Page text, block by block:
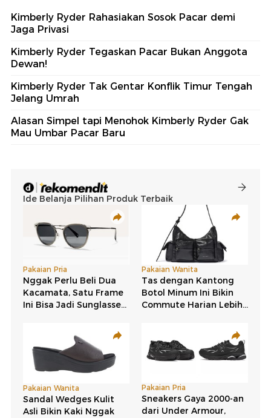
Kimberly Ryder Rahasiakan Sosok Pacar demi
Jaga Privasi
Kimberly Ryder Tegaskan Pacar Bukan Anggota
Dewan!
Kimberly Ryder Tak Gentar Konflik Timur Tengah
Jelang Umrah
Alasan Simpel tapi Menohok Kimberly Ryder Gak
Mau Umbar Pacar Baru